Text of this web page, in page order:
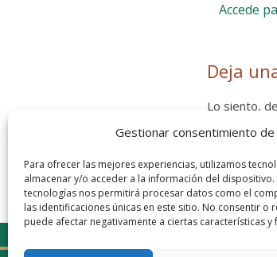
Gestionar consentimiento de
Para ofrecer las mejores experiencias, utilizamos
almacenar y/o acceder a la información del
tecnologías nos permitirá procesar datos como el
las identificaciones únicas en este sitio. No consentir o
puede afectar negativamente a ciertas características y
Accede
Deja
Lo siento,
Entra con
He leído y